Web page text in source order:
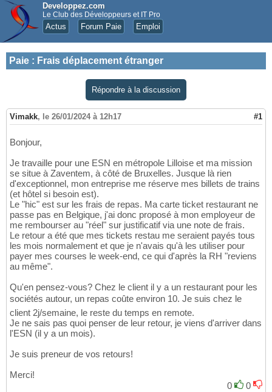
Developpez.com
Le Club des Développeurs et IT Pro
Actus Forum Paie Emploi
Paie : Frais déplacement étranger
Répondre à la discussion
Vimakk, le 26/01/2024 à 12h17 #1
Bonjour,
Je travaille pour une ESN en métropole Lilloise et ma mission
se situe à Zaventem, à côté de Bruxelles. Jusque là rien
d'exceptionnel, mon entreprise me réserve mes billets de trains
(et hôtel si besoin est).
Le "hic" est sur les frais de repas. Ma carte ticket restaurant ne
passe pas en Belgique, j'ai donc proposé à mon employeur de
me rembourser au "réel" sur justificatif via une note de frais.
Le retour a été que mes tickets restau me seraient payés tous
les mois normalement et que je n'avais qu'à les utiliser pour
payer mes courses le week-end, ce qui d'après la RH "reviens
au même".
Qu'en pensez-vous? Chez le client il y a un restaurant pour les
sociétés autour, un repas coûte environ 10. Je suis chez le
client 2j/semaine, le reste du temps en remote.
Je ne sais pas quoi penser de leur retour, je viens d'arriver dans
l'ESN (il y a un mois).
Je suis preneur de vos retours!
Merci!
0
0